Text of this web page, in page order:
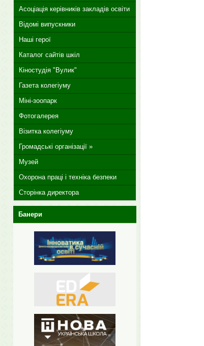
Асоціація керівників закладів освіти
Відомі випускники
Наші герої
Каталог сайтів шкіл
Кіностудія "Вулик"
Газета колегіуму
Міні-зоопарк
Фотогалерея
Візитка колегіуму
Громадські організації »
Музей
Охорона праці і техніка безпеки
Сторінка директора
Банери